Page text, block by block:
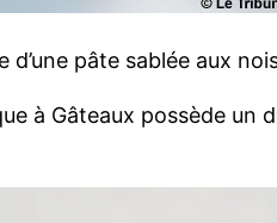
pâte sablée aux
à Gâteaux possède